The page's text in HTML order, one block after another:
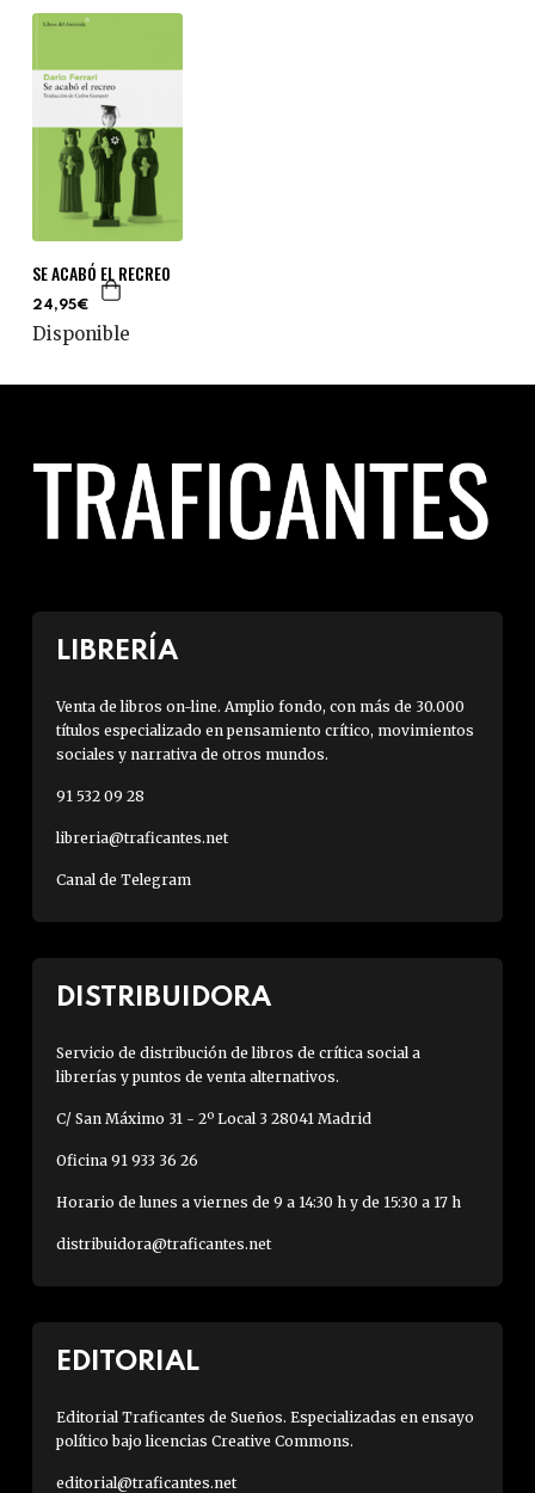
SE ACABÓ EL RECREO
24,95€
Disponible
LIBRERÍA
Venta de libros on-line. Amplio fondo, con más de 30.000
títulos especializado en pensamiento crítico, movimientos
sociales y narrativa de otros mundos.
91 532 09 28
libreria@traficantes.net
Canal de Telegram
DISTRIBUIDORA
Servicio de distribución de libros de crítica social a
librerías y puntos de venta alternativos.
C/ San Máximo 31 - 2º Local 3 28041 Madrid
Oficina 91 933 36 26
Horario de lunes a viernes de 9 a 14:30 h y de 15:30 a 17 h
distribuidora@traficantes.net
EDITORIAL
Editorial Traficantes de Sueños. Especializadas en ensayo
político bajo licencias Creative Commons.
editorial@traficantes.net